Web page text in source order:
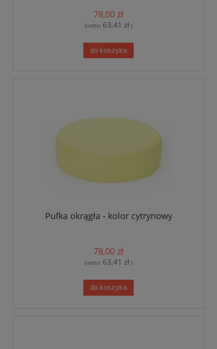
78,00 zł
(netto: 63,41 zł )
do koszyka
Pufka okrągła - kolor cytrynowy
78,00 zł
(netto: 63,41 zł )
do koszyka